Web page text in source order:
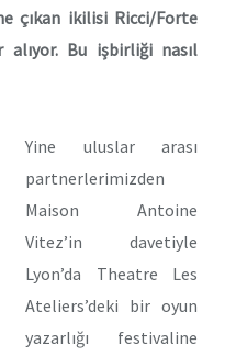
çıkan ikilisi Ricci/Forte
alıyor. Bu işbirliği nasıl
Yine uluslar arası
partnerlerimizden
Maison Antoine
Vitez’in davetiyle
Lyon’da Theatre Les
Ateliers’deki bir oyun
yazarlığı festivaline